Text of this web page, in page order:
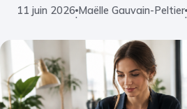
Marketing
Éducation
Emploi
11 juin 2026
·
Maëlle Gauvain-Peltier
·